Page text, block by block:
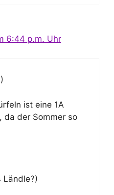
6:44 p.m. Uhr
ist eine 1A
da der Sommer so
Ländle?)